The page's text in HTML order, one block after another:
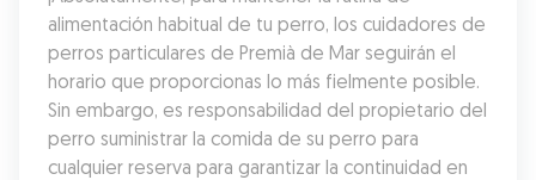
alimentación habitual de tu perro, los cuidadores de
perros particulares de Premià de Mar seguirán el
horario que proporcionas lo más fielmente posible.
Sin embargo, es responsabilidad del propietario del
perro suministrar la comida de su perro para
cualquier reserva para garantizar la continuidad en